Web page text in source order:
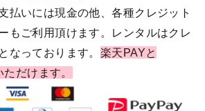
払いには現金の他、各種クレジット
もご利用頂けます。レンタルはクレ
なっております。 楽天PAYと
だけます。